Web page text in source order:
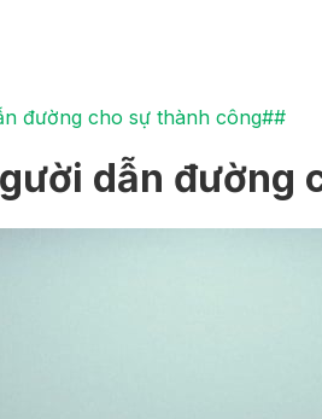
đường cho sự thành công##
dẫn đường